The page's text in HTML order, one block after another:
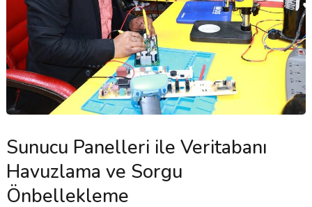
Sunucu Panelleri ile Veritabanı
Havuzlama ve Sorgu
Önbellekleme